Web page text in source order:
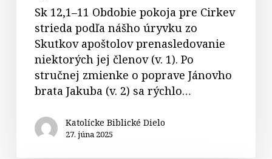
Sk 12,1–11 Obdobie pokoja pre Cirkev
strieda podľa nášho úryvku zo
Skutkov apoštolov prenasledovanie
niektorých jej členov (v. 1). Po
stručnej zmienke o poprave Jánovho
brata Jakuba (v. 2) sa rýchlo…
Katolícke Biblické Dielo
27. júna 2025